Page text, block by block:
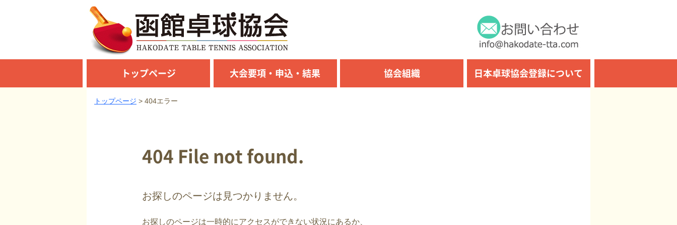
トップページ 大会要項・申込・結果 協会組織 日本卓球協会登録について
トップページ 404エラー
404 File not found.
お探しのページは見つかりません。
お探しのページは一時的にアクセスができない状況にあるか、